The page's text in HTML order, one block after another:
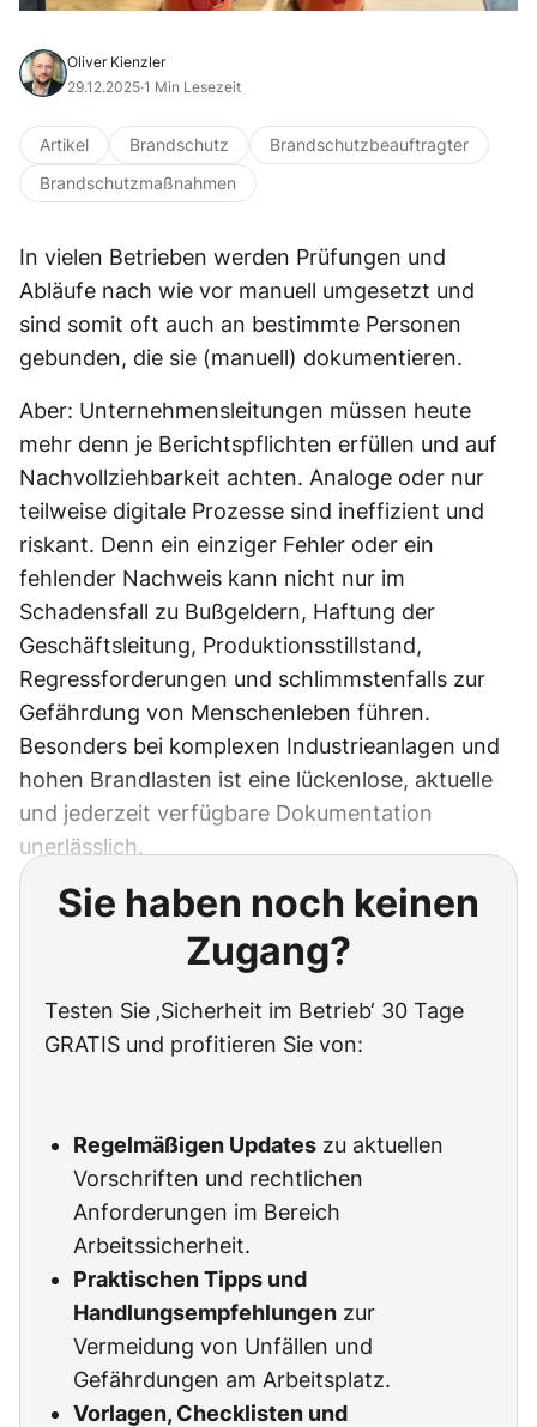
Oliver Kienzler
29.12.2025·1 Min Lesezeit
Artikel Brandschutz
Brandschutzbeauftragter
Brandschutzmaßnahmen
In vielen Betrieben werden Prüfungen und
Abläufe nach wie vor manuell umgesetzt und
sind somit oft auch an bestimmte Personen
gebunden, die sie (manuell) dokumentieren.
Aber: Unternehmensleitungen müssen heute
mehr denn je Berichtspflichten erfüllen und auf
Nachvollziehbarkeit achten. Analoge oder nur
teilweise digitale Prozesse sind ineffizient und
riskant. Denn ein einziger Fehler oder ein
fehlender Nachweis kann nicht nur im
Schadensfall zu Bußgeldern, Haftung der
Geschäftsleitung, Produktionsstillstand,
Regressforderungen und schlimmstenfalls zur
Gefährdung von Menschenleben führen.
Besonders bei komplexen Industrieanlagen und
hohen Brandlasten ist eine lückenlose, aktuelle
und jederzeit verfügbare Dokumentation
unerlässlich.
Sie haben noch keinen
Zugang?
Testen Sie ‚Sicherheit im Betrieb‘ 30 Tage
GRATIS und profitieren Sie von:
Regelmäßigen Updates zu aktuellen
Vorschriften und rechtlichen
Anforderungen im Bereich
Arbeitssicherheit.
Praktischen Tipps und
Handlungsempfehlungen zur
Vermeidung von Unfällen und
Gefährdungen am Arbeitsplatz.
Vorlagen, Checklisten und